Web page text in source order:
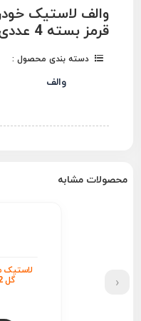
قرمز بسته 4 عددی
دسته بندی محصول :
والف
محصولات مشابه
19 گل HTR Z III ‹